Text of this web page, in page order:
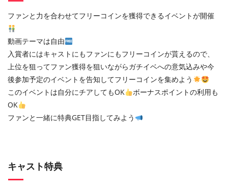
ファンと力を合わせてフリーコインを獲得できるイベントが開催
動画テーマは自由
入賞者にはキャストにもファンにもフリーコインが貰えるので、
上位を狙ってファン獲得を狙いながらガチイベへの意気込みや今
後参加予定のイベントを告知してフリーコインを集めよう
このイベントは自分にチアしてもOK
ボーナスポイントの利用も
OK
ファンと一緒に特典GET目指してみよう
キャスト特典